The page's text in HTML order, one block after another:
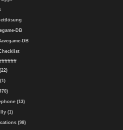
DB
DB
(13)
(1)
(98)